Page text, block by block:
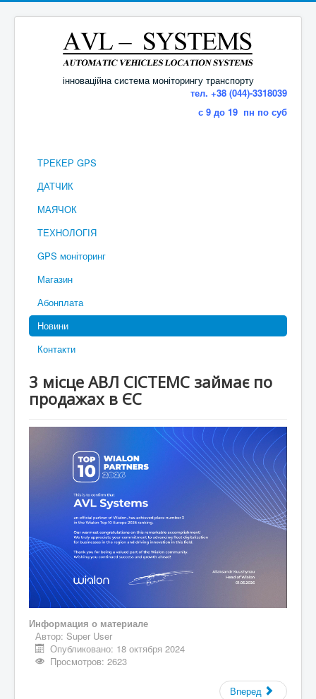
інноваційна система моніторингу транспорту
тел. +38 (044)-3318039
с 9 до 19 пн по суб
ТРЕКЕР GPS
ДАТЧИК
МАЯЧОК
ТЕХНОЛОГІЯ
GPS моніторинг
Магазин
Абонплата
Новини
Контакти
3 місце АВЛ СІСТЕМС займає по
продажах в ЄС
Информация о материале
Автор: Super User
Опубликовано: 18 октября 2024
Просмотров: 2623
Вперед